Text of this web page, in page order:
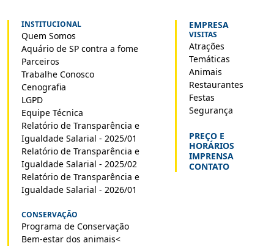
INSTITUCIONAL
Quem Somos
Aquário de SP contra a fome
Parceiros
Trabalhe Conosco
Cenografia
LGPD
Equipe Técnica
Relatório de Transparência e
Igualdade Salarial - 2025/01
Relatório de Transparência e
Igualdade Salarial - 2025/02
Relatório de Transparência e
Igualdade Salarial - 2026/01
CONSERVAÇÃO
Programa de Conservação
Bem-estar dos animais<
EMPRESA
VISITAS
Atrações
Temáticas
Animais
Restaurantes
Festas
Segurança
PREÇO E
HORÁRIOS
IMPRENSA
CONTATO